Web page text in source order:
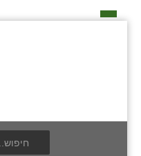
בעלי תפקיד בתנועה